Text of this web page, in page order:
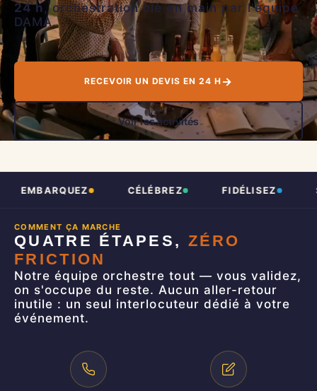
24 h , orchestration clé en main par l'équipe
DAMA.
RECEVOIR UN DEVIS EN 24 H →
Voir les activités
EMBARQUEZ CÉLÉBREZ FIDÉLISEZ
COMMENT ÇA MARCHE
QUATRE ÉTAPES, ZÉRO
FRICTION
Notre équipe orchestre tout — vous validez,
on s'occupe du reste. Aucun aller-retour
inutile : un seul interlocuteur dédié à votre
événement.